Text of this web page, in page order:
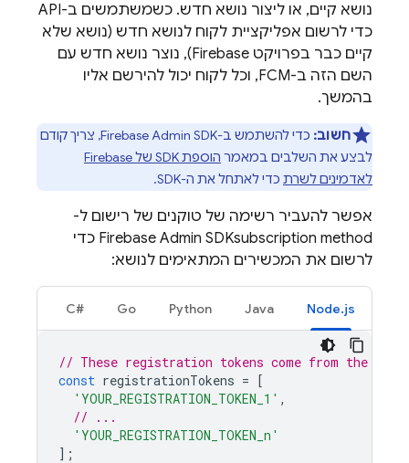
נושא קיים, או ליצור נושא חדש. כשמשתמשים ב-API
כדי לרשום אפליקציית לקוח לנושא חדש (נושא שלא
קיים כבר בפרויקט Firebase), נוצר נושא חדש עם
השם הזה ב-FCM, וכל לקוח יכול להירשם אליו
בהמשך.
חשוב: כדי להשתמש ב- FirebaseAdmin SDK
, צריך קודם
לבצע את השלבים במאמר
הוספת SDK של Firebase
לאדמינים לשרת כדי לאתחל את ה-SDK.
אפשר להעביר רשימה של טוקנים של רישום ל-
method‏
Firebase Admin SDK
subscription כדי
לרשום את המכשירים המתאימים לנושא:
Node.js
Java
Python
Go
C#‎
// These registration tokens come from the client
const registrationTokens = [
'YOUR_REGISTRATION_TOKEN_1' ,
// ...
'YOUR_REGISTRATION_TOKEN_n'
];